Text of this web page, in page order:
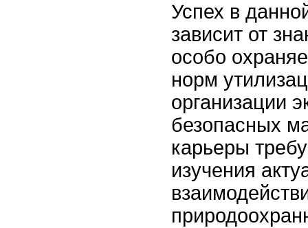
Успех в
зависит от
особо
норм
организации
безопасных
карьеры
изучения